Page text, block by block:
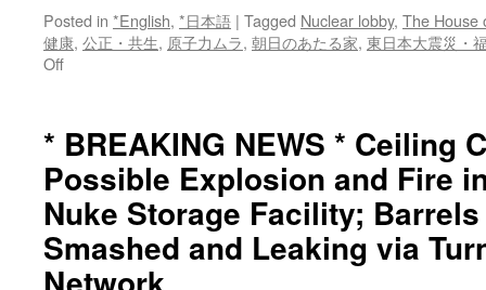
Posted in *English, *日本語 | Tagged Nuclear lobby, The House
健康, 公正・共生, 原子力ムラ, 朝日のあたる家, 東日本大震災・
Offon
あ
た
る
家」
AFP
の
* BREAKING NEWS * Ceiling
Possible Explosion and Fire
Nuke Storage Facility;
Smashed and Leaking via